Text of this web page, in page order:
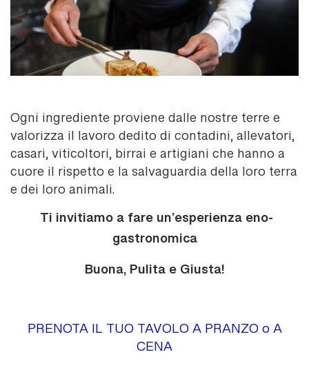
Ogni ingrediente proviene dalle nostre terre e
valorizza il lavoro dedito di contadini, allevatori,
casari, viticoltori, birrai e artigiani che hanno a
cuore il rispetto e la salvaguardia della loro terra
e dei loro animali.
Ti invitiamo a fare un’esperienza eno-
gastronomica
Buona, Pulita e Giusta!
PRENOTA IL TUO TAVOLO A PRANZO o A
CENA